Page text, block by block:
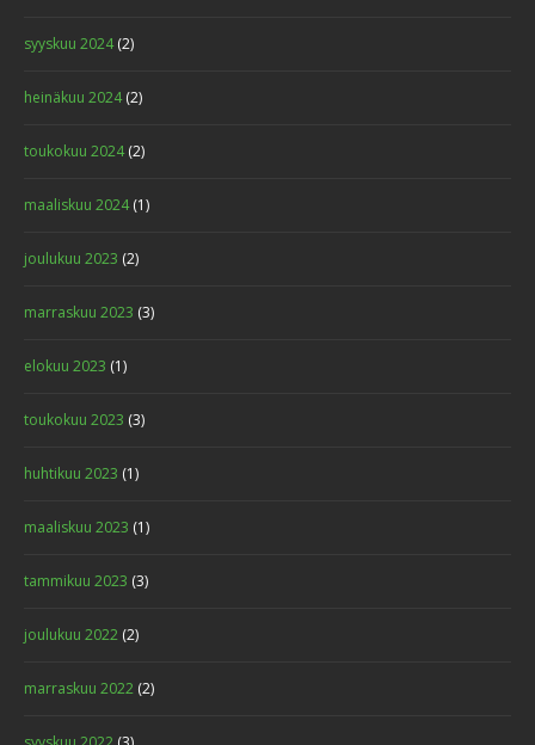
syyskuu 2024(2)
heinäkuu 2024(2)
toukokuu 2024(2)
maaliskuu 2024(1)
joulukuu 2023 (2)
marraskuu 2023 (3)
elokuu 2023 (1)
toukokuu 2023 (3)
huhtikuu 2023 (1)
maaliskuu 2023 (1)
tammikuu 2023 (3)
joulukuu 2022 (2)
marraskuu 2022 (2)